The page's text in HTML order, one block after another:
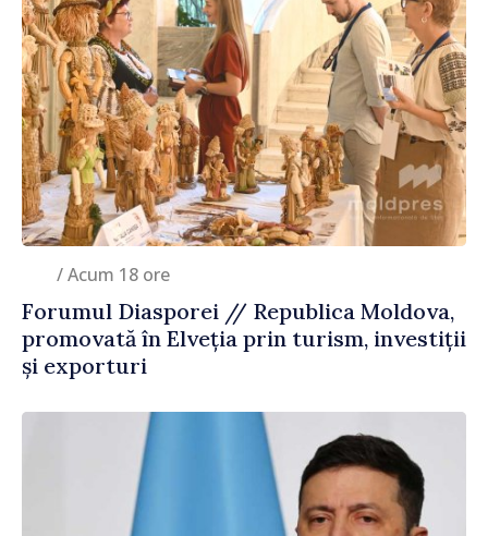
/ Acum 18 ore
Forumul Diasporei // Republica Moldova,
promovată în Elveția prin turism, investiții
și exporturi